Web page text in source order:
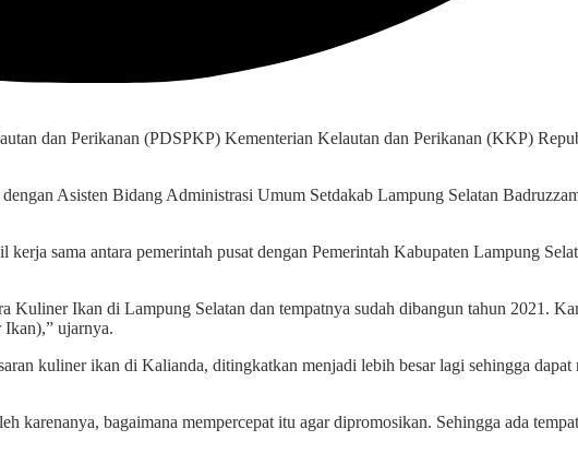
dan Perikanan (PDSPKP) Kementerian Kelautan dan Perikanan (KKP)
Asisten Bidang Administrasi Umum Setdakab Lampung Selatan
sama antara pemerintah pusat dengan Pemerintah Kabupaten Lampung
Ikan di Lampung Selatan dan tempatnya sudah dibangun tahun 2021.
Ikan),” ujarnya.
kuliner ikan di Kalianda, ditingkatkan menjadi lebih besar lagi sehingga dapat
bagaimana mempercepat itu agar dipromosikan. Sehingga ada